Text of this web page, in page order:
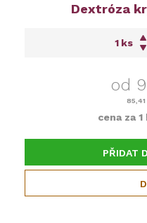
Dextróza
ks
od
85,41
cena za 1
PŘIDAT